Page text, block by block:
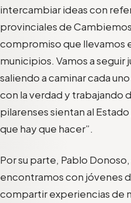
intercambiar ideas con
provinciales de
compromiso que llevamos
municipios. Vamos a seguir
saliendo a caminar cada
con la verdad y trabajando
pilarenses sientan al
que hay que hacer”.
Por su parte, Pablo
encontramos con jóvenes
compartir experiencias de